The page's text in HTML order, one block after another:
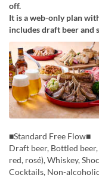
off.
It is a web-only plan
includes draft beer and
■Standard Free Flow■
Draft beer, Bottled
red, rosé), Whiskey,
Cocktails, Non-